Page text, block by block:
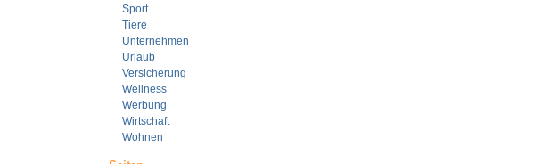
Sport
Tiere
Unternehmen
Urlaub
Versicherung
Wellness
Werbung
Wirtschaft
Wohnen